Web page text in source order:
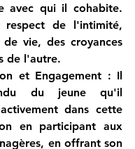
avec qui il cohabite.
respect de l'intimité,
vie, des croyances
de l'autre.
et Engagement : Il
du jeune qu'il
dans cette
en participant aux
en offrant son